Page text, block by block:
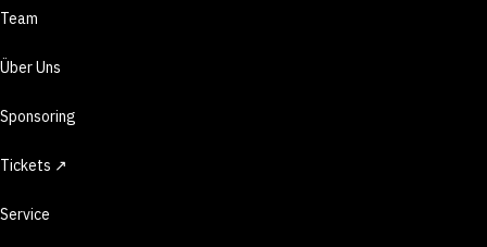
Team
Über Uns
Sponsoring
Tickets ↗
Service